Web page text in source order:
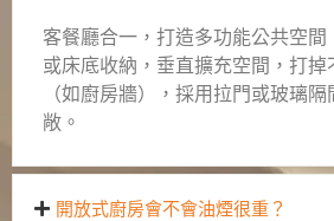
客餐廳合一，打造多功能公共空
或床底收納，垂直擴充空間，打
（如廚房牆），採用拉門或玻璃
敞。
開放式廚房會不會油煙很重？